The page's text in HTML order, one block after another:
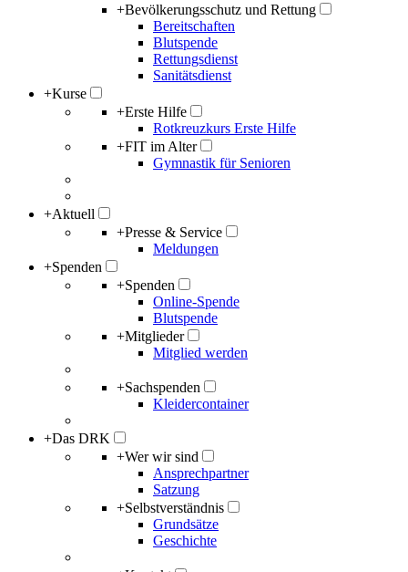
+Bevölkerungsschutz und Rettung
Bereitschaften
Blutspende
Rettungsdienst
Sanitätsdienst
+Kurse
+Erste Hilfe
Rotkreuzkurs Erste Hilfe
+FIT im Alter
Gymnastik für Senioren
+Aktuell
+Presse & Service
Meldungen
+Spenden
+Spenden
Online-Spende
Blutspende
+Mitglieder
Mitglied werden
+Sachspenden
Kleidercontainer
+Das DRK
+Wer wir sind
Ansprechpartner
Satzung
+Selbstverständnis
Grundsätze
Geschichte